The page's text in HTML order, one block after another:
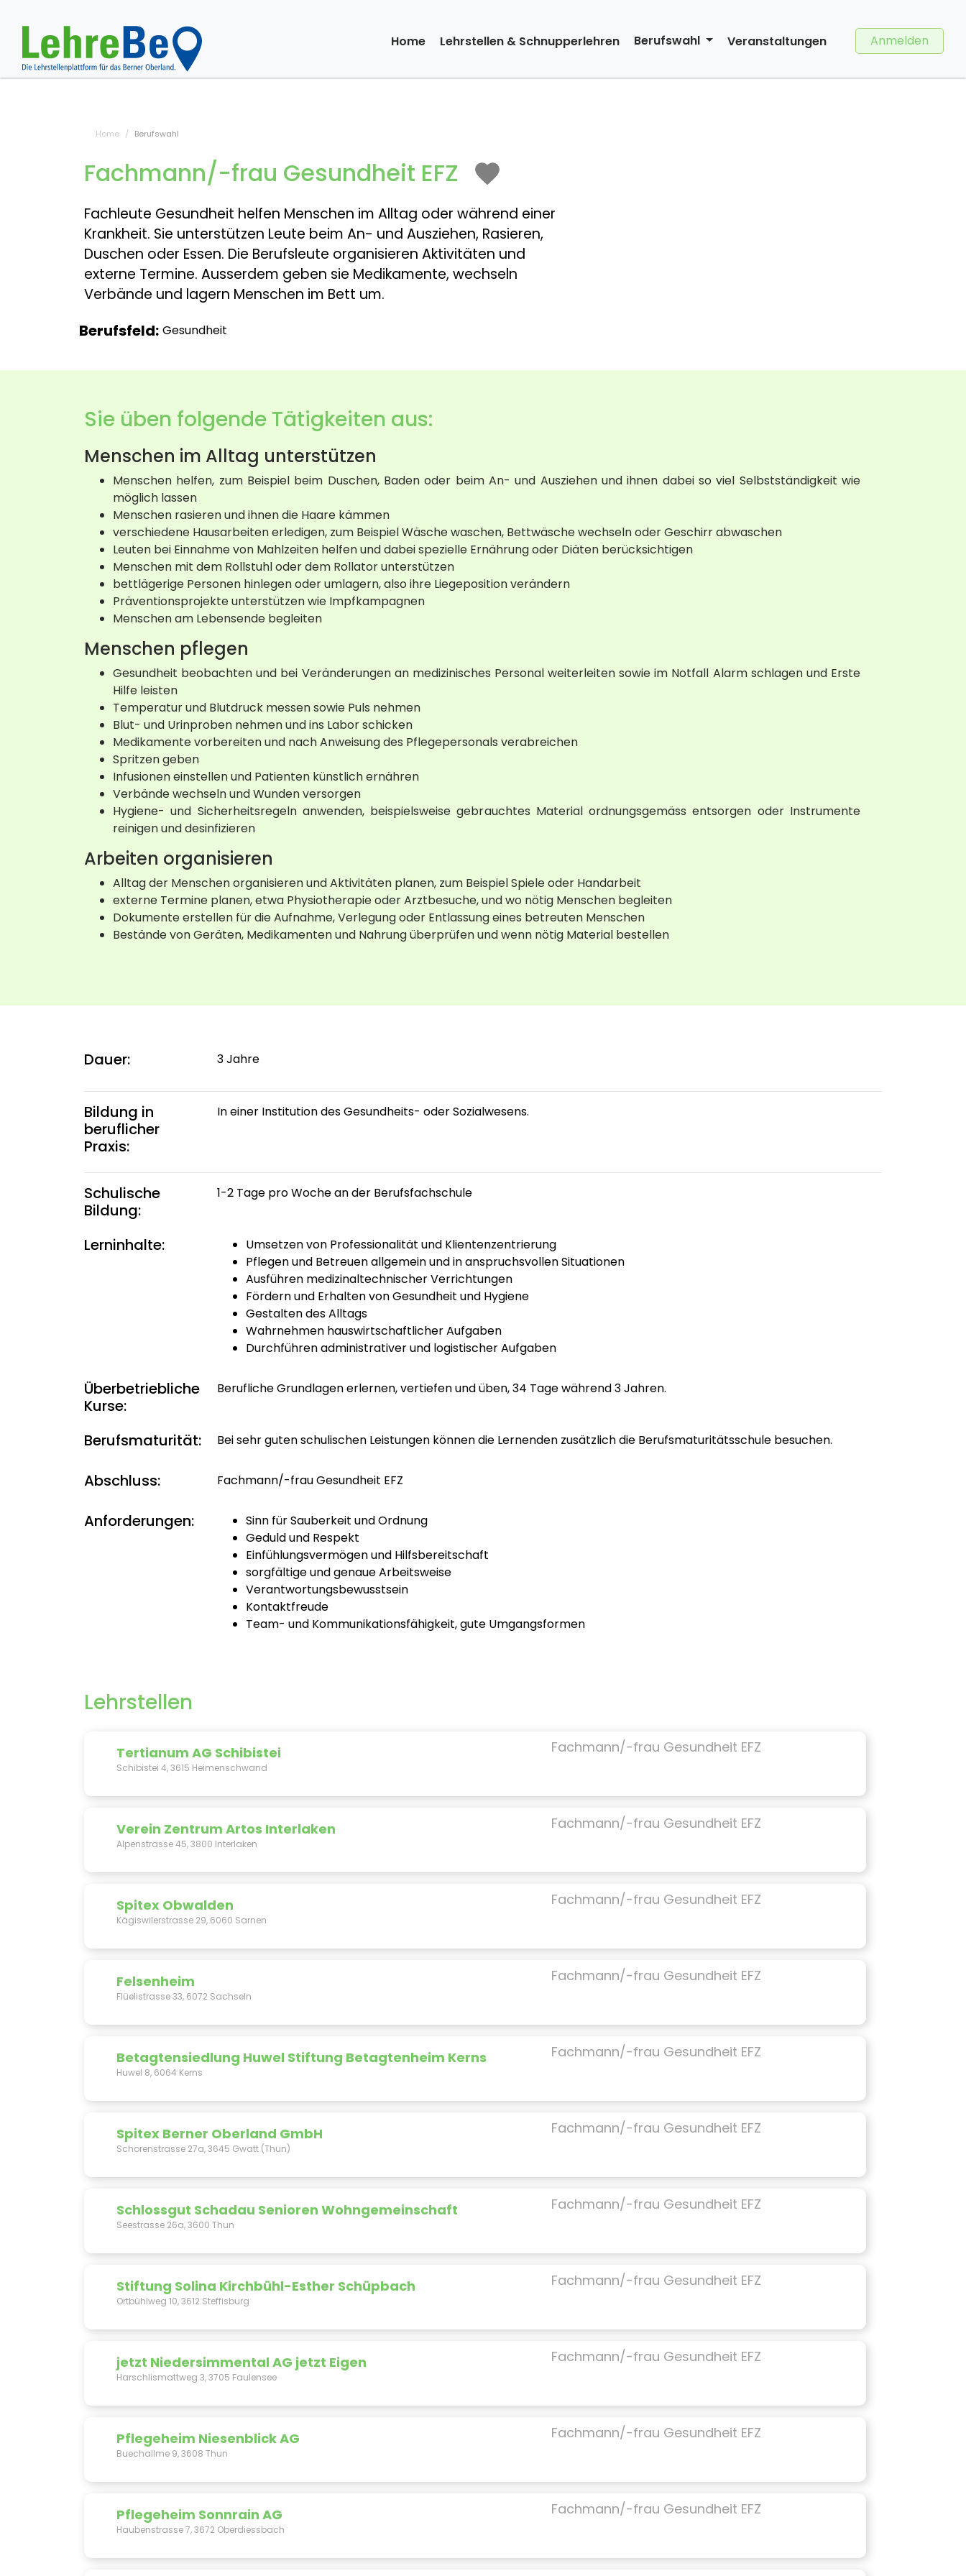
Home Lehrstellen & Schnupperlehren Berufswahl Veranstaltungen Anmelden
Home Berufswahl
Fachmann/-frau Gesundheit EFZ
Fachleute Gesundheit helfen Menschen im Alltag oder während einer
Krankheit. Sie unterstützen Leute beim An- und Ausziehen, Rasieren,
Duschen oder Essen. Die Berufsleute organisieren Aktivitäten und
externe Termine. Ausserdem geben sie Medikamente, wechseln
Verbände und lagern Menschen im Bett um.
Berufsfeld: Gesundheit
Sie üben folgende Tätigkeiten aus:
Menschen im Alltag unterstützen
Menschen helfen, zum Beispiel beim Duschen, Baden oder beim An- und Ausziehen und ihnen dabei so viel Selbstständigkeit wie
möglich lassen
Menschen rasieren und ihnen die Haare kämmen
verschiedene Hausarbeiten erledigen, zum Beispiel Wäsche waschen, Bettwäsche wechseln oder Geschirr abwaschen
Leuten bei Einnahme von Mahlzeiten helfen und dabei spezielle Ernährung oder Diäten berücksichtigen
Menschen mit dem Rollstuhl oder dem Rollator unterstützen
bettlägerige Personen hinlegen oder umlagern, also ihre Liegeposition verändern
Präventionsprojekte unterstützen wie Impfkampagnen
Menschen am Lebensende begleiten
Menschen pflegen
Gesundheit beobachten und bei Veränderungen an medizinisches Personal weiterleiten sowie im Notfall Alarm schlagen und Erste
Hilfe leisten
Temperatur und Blutdruck messen sowie Puls nehmen
Blut- und Urinproben nehmen und ins Labor schicken
Medikamente vorbereiten und nach Anweisung des Pflegepersonals verabreichen
Spritzen geben
Infusionen einstellen und Patienten künstlich ernähren
Verbände wechseln und Wunden versorgen
Hygiene- und Sicherheitsregeln anwenden, beispielsweise gebrauchtes Material ordnungsgemäss entsorgen oder Instrumente
reinigen und desinfizieren
Arbeiten organisieren
Alltag der Menschen organisieren und Aktivitäten planen, zum Beispiel Spiele oder Handarbeit
externe Termine planen, etwa Physiotherapie oder Arztbesuche, und wo nötig Menschen begleiten
Dokumente erstellen für die Aufnahme, Verlegung oder Entlassung eines betreuten Menschen
Bestände von Geräten, Medikamenten und Nahrung überprüfen und wenn nötig Material bestellen
Dauer: 3 Jahre
Bildung in
beruflicher
Praxis:
In einer Institution des Gesundheits- oder Sozialwesens.
Schulische
Bildung:
1-2 Tage pro Woche an der Berufsfachschule
Lerninhalte:
Umsetzen von Professionalität und Klientenzentrierung
Pflegen und Betreuen allgemein und in anspruchsvollen Situationen
Ausführen medizinaltechnischer Verrichtungen
Fördern und Erhalten von Gesundheit und Hygiene
Gestalten des Alltags
Wahrnehmen hauswirtschaftlicher Aufgaben
Durchführen administrativer und logistischer Aufgaben
Überbetriebliche
Kurse:
Berufliche Grundlagen erlernen, vertiefen und üben, 34 Tage während 3 Jahren.
Berufsmaturität: Bei sehr guten schulischen Leistungen können die Lernenden zusätzlich die Berufsmaturitätsschule besuchen.
Abschluss: Fachmann/-frau Gesundheit EFZ
Anforderungen:
Sinn für Sauberkeit und Ordnung
Geduld und Respekt
Einfühlungsvermögen und Hilfsbereitschaft
sorgfältige und genaue Arbeitsweise
Verantwortungsbewusstsein
Kontaktfreude
Team- und Kommunikationsfähigkeit, gute Umgangsformen
Lehrstellen
Tertianum AG Schibistei
Schibistei 4, 3615 Heimenschwand
Fachmann/-frau Gesundheit EFZ
Verein Zentrum Artos Interlaken
Alpenstrasse 45, 3800 Interlaken
Fachmann/-frau Gesundheit EFZ
Spitex Obwalden
Kägiswilerstrasse 29, 6060 Sarnen
Fachmann/-frau Gesundheit EFZ
Felsenheim
Flüelistrasse 33, 6072 Sachseln
Fachmann/-frau Gesundheit EFZ
Betagtensiedlung Huwel Stiftung Betagtenheim Kerns
Huwel 8, 6064 Kerns
Fachmann/-frau Gesundheit EFZ
Spitex Berner Oberland GmbH
Schorenstrasse 27a, 3645 Gwatt (Thun)
Fachmann/-frau Gesundheit EFZ
Schlossgut Schadau Senioren Wohngemeinschaft
Seestrasse 26a, 3600 Thun
Fachmann/-frau Gesundheit EFZ
Stiftung Solina Kirchbühl-Esther Schüpbach
Ortbühlweg 10, 3612 Steffisburg
Fachmann/-frau Gesundheit EFZ
jetzt Niedersimmental AG jetzt Eigen
Harschlismattweg 3, 3705 Faulensee
Fachmann/-frau Gesundheit EFZ
Pflegeheim Niesenblick AG
Buechallme 9, 3608 Thun
Fachmann/-frau Gesundheit EFZ
Pflegeheim Sonnrain AG
Haubenstrasse 7, 3672 Oberdiessbach
Fachmann/-frau Gesundheit EFZ